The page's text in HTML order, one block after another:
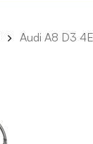
Audi A8 D3